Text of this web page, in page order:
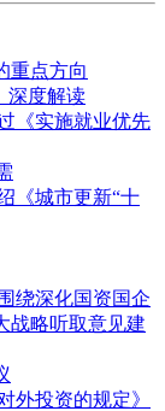
重点方向
深度解读
《实施就业优先
《城市更新“十
绕深化国资国企
战略听取意见建
外投资的规定》